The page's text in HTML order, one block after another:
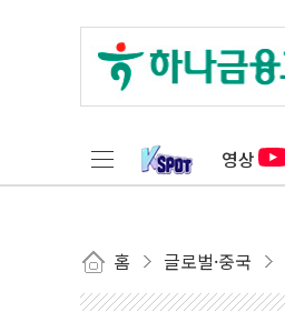
영상
홈 글로벌·중국